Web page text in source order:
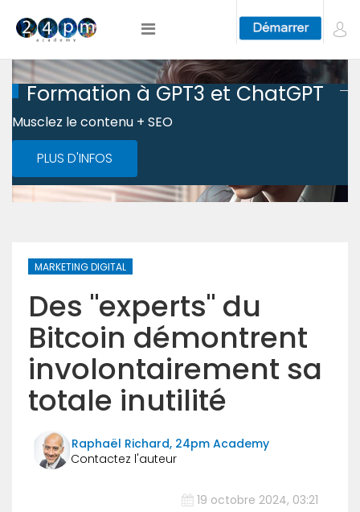
Formation à GPT3 et ChatGPT
Musclez le contenu + SEO
PLUS D'INFOS
MARKETING DIGITAL
Des "experts" du
Bitcoin démontrent
involontairement sa
totale inutilité
Raphaël Richard, 24pm Academy
19 octobre 2024, 03:21